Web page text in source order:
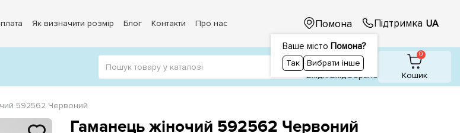
Як визначити розмір Блог Контакти Про нас Помона
Ваше місто Помона?
Так Вибрати інше
Підтримка UA
1
ВхідніВхiдОбране
0
Кошик
592562 Червоний
Гаманець жіночий 592562 Червоний